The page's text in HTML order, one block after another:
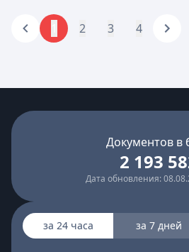
2 3 4
Документов в
2 193
Дата обновления:
за 24 часа за 7 дней